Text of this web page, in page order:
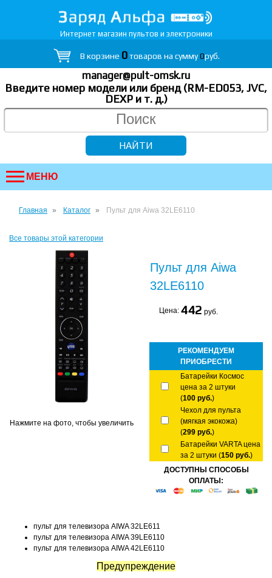
Интернет магазин пультов и электроники
В корзине 0товаров на сумму0руб.
manager@pult-omsk.ru
Введите номер модели или бренд (RM-ED053, JVC,
DEXP и т. д.)
МЕНЮ
Главная Каталог Пульт для Aiwa 32LE6110
Все товары этой категории
Нажмите на фото, чтобы увеличить
Пульт для Aiwa
32LE6110
Цена: 442 руб.
РЕКОМЕНДУЕМ
ПРИОБРЕСТИ
Батарейки Космос
цена за 2 штуки
(100 руб.)
Чехол для пульта
(мягкая экокожа)
(299 руб.)
Батарейки VARTA цена
за 2 штуки (150 руб.)
ДОСТУПНЫ СПОСОБЫ
ОПЛАТЫ:
пульт для телевизора AIWA 32LE611
пульт для телевизора AIWA 39LE6110
пульт для телевизора AIWA 42LE6110
Предупреждение